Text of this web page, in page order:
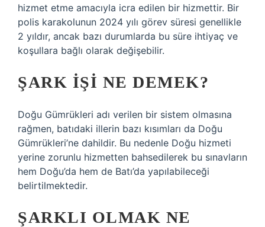
hizmet etme amacıyla icra edilen bir hizmettir. Bir
polis karakolunun 2024 yılı görev süresi genellikle
2 yıldır, ancak bazı durumlarda bu süre ihtiyaç ve
koşullara bağlı olarak değişebilir.
ŞARK IŞI NE DEMEK?
Doğu Gümrükleri adı verilen bir sistem olmasına
rağmen, batıdaki illerin bazı kısımları da Doğu
Gümrükleri’ne dahildir. Bu nedenle Doğu hizmeti
yerine zorunlu hizmetten bahsedilerek bu sınavların
hem Doğu’da hem de Batı’da yapılabileceği
belirtilmektedir.
ŞARKLI OLMAK NE